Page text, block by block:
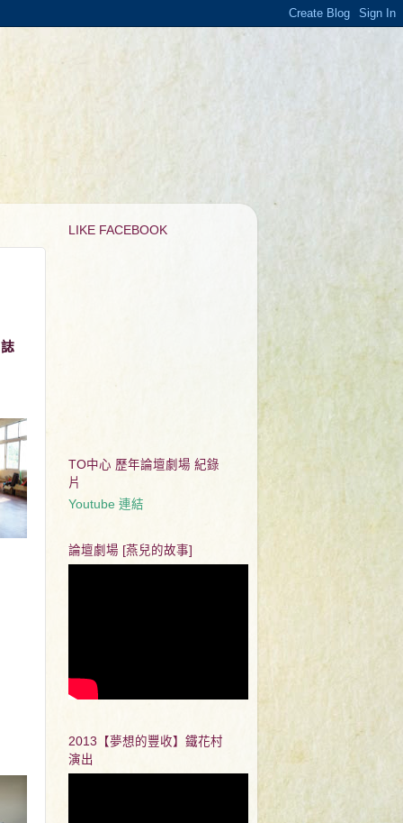
LIKE FACEBOOK
TO中心 歷年論壇劇場 紀錄
片
Youtube 連結
論壇劇場 [燕兒的故事]
2013【夢想的豐收】鐵花村
演出